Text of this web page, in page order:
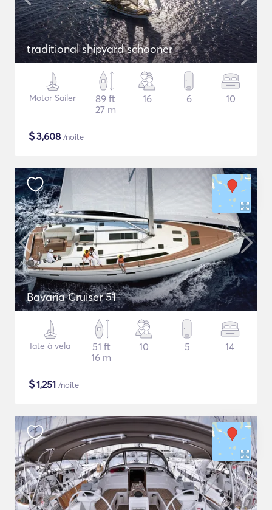
traditional shipyard schooner
Motor Sailer
89 ft
27 m
16 6 10
$3,608 /noite
Bavaria Cruiser 51
Iate à vela
51 ft
16 m
10 5 14
$1,251 /noite